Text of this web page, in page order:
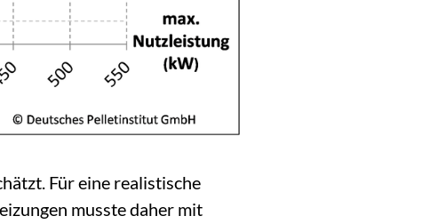
Für eine realistische
musste daher mit